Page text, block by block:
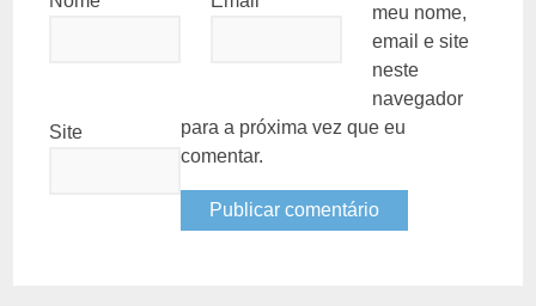
Site
meu nome,
email e site
neste
navegador
para a próxima vez que eu
comentar.